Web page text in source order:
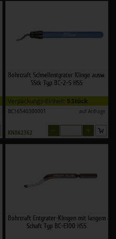
Bohrcraft Schnellentgrater Klinge ausw.
5Stk Typ BC-2-5 HSS
Verpackungs-Einheit: 5 Stück
BC16540300001 auf Anfrage
KN062362
Bohrcraft Entgrater-Klingen mit langem
Schaft Typ BC-E100 HSS